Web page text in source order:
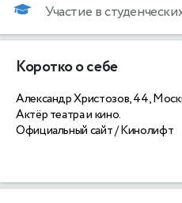
Участие в
Коротко о себе
Александр Христозов, 44,
Актёр театра и кино.
Официальный сайт / Кинолифт